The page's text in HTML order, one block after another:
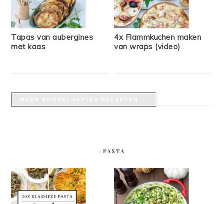
Tapas van aubergines
met kaas
4x Flammkuchen maken
van wraps (video)
#PASTA